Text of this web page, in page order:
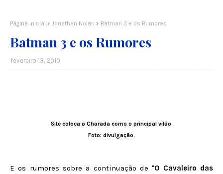
Página inicial Jonathan Nolan Batman 3 e os Rumores
Batman 3 e os Rumores
fevereiro 13, 2010
Site coloca o Charada como o principal vilão.
Foto: divulgação.
E os rumores sobre a continuação de "O Cavaleiro das